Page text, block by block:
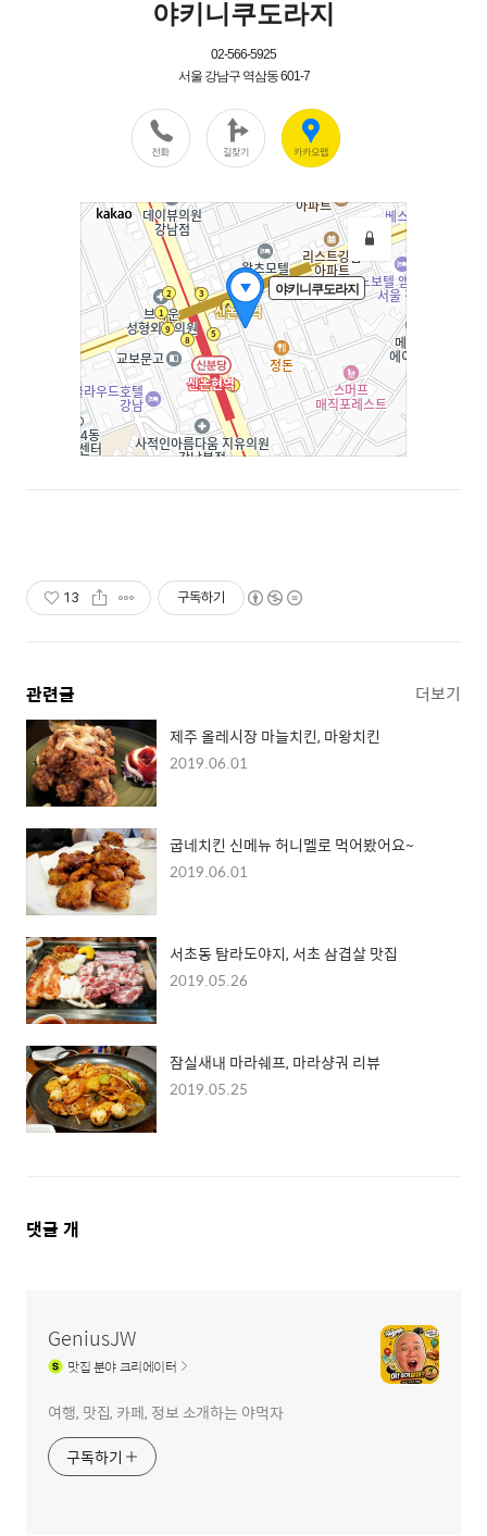
13 구독하기
관련글 더보기
제주 올레시장 마늘치킨, 마왕치킨
2019.06.01
굽네치킨 신메뉴 허니멜로 먹어봤어요~
2019.06.01
서초동 탐라도야지, 서초 삼겹살 맛집
2019.05.26
잠실새내 마라쉐프, 마라샹궈 리뷰
2019.05.25
댓
댓글 개
GeniusJW
맛집분야 크리에이터
여행, 맛집, 카페, 정보 소개하는 야먹자
구독하기